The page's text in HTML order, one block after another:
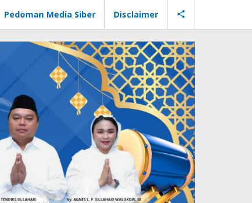
Pedoman Media Siber Disclaimer